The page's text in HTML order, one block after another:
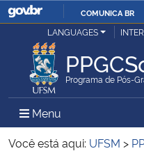
COMUNICA BR
Ministério da Justiça e Segurança
Ministério da Defesa
Ministério das Relações Exteriores
LANGUAGES
Programa de Pós-
Menu Menu
Você está aqui: UFSM >